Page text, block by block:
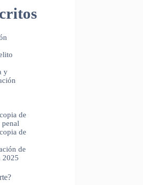
y
de
de
de
2025